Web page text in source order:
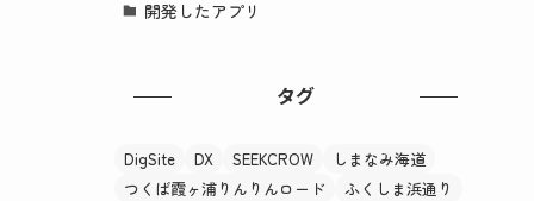
開発したアプリ
タグ
DigSite DX SEEKCROW
しまなみ海道
つくば霞ヶ浦りんりんロード
ふくしま浜通り